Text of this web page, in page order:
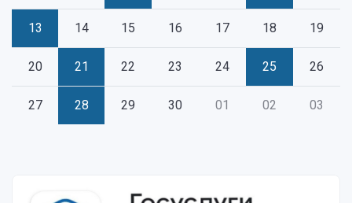
13 14 15 16 17 18 19
20 21 22 23 24 25 26
27 28 29 30 01 02 03